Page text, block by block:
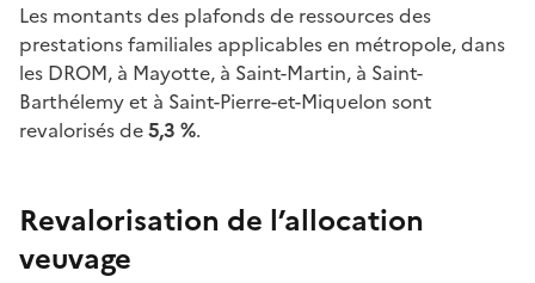
Les montants des plafonds de ressources des
prestations familiales applicables en métropole, dans
les DROM, à Mayotte, à Saint-Martin, à Saint-
Barthélemy et à Saint-Pierre-et-Miquelon sont
revalorisés de5,3 %.
Revalorisation de l’allocation
veuvage